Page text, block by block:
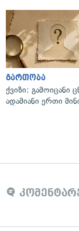
გართობა
ქვიზი: გამოიცანი
ადამიანი ერთი